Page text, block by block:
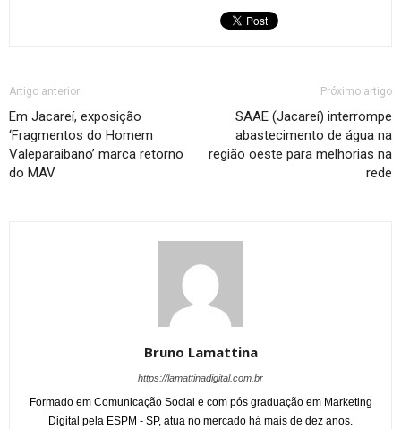
Artigo anterior
Em Jacareí, exposição
‘Fragmentos do Homem
Valeparaibano’ marca retorno
do MAV
Próximo artigo
SAAE (Jacareí) interrompe
abastecimento de água na
região oeste para melhorias na
rede
Bruno Lamattina
https://lamattinadigital.com.br
Formado em Comunicação Social e com pós graduação em Marketing
Digital pela ESPM - SP, atua no mercado há mais de dez anos.